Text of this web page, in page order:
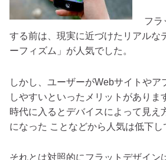
フラ
する前は、現実に近づけたリアルな
ーフィズム」が人気でした。
しかし、ユーザーがWebサイトやア
しやすいといったメリットがありま
時代に入るとデバイスによって見え
になった ことなどから人気は低下し
それとは対照的にフラットデザイン